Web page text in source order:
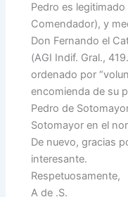
Pedro es
Comendador), y
Don Fernando el
(AGI Indif. Gral.,
ordenado por
encomienda de su
Pedro de
Sotomayor en el
De nuevo, gracias
interesante.
Respetuosamente,
A de .S.